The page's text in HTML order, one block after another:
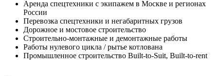
Аренда спецтехники с экипажем в Москве и регионах
России
Перевозка спецтехники и негабаритных грузов
Дорожное и мостовое строительство
Строительно-монтажные и демонтажные работы
Работы нулевого цикла / рытье котлована
Промышленное строительство Built-to-Suit, Built-to-rent